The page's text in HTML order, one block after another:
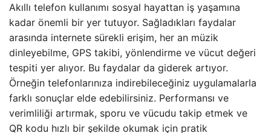
Akıllı telefon kullanımı sosyal hayattan iş yaşamına
kadar önemli bir yer tutuyor. Sağladıkları faydalar
arasında internete sürekli erişim, her an müzik
dinleyebilme, GPS takibi, yönlendirme ve vücut değeri
tespiti yer alıyor. Bu faydalar da giderek artıyor.
Örneğin telefonlarınıza indirebileceğiniz uygulamalarla
farklı sonuçlar elde edebilirsiniz. Performansı ve
verimliliği artırmak, sporu ve vücudu takip etmek ve
QR kodu hızlı bir şekilde okumak için pratik